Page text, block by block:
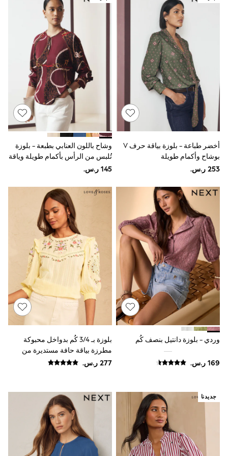
Sets & Outfits
Linen Collection
Swimwear & Beachwear
Tops & T-Shirts
Sandals & Sliders
Jumpsuits & Playsuits
Shorts & Skirts
Sun Safe
Sun Hats & Caps
Sunglasses
Women's Holiday Shop
Women's Travel Styles
Dresses
Occasionwear
Tops & T-Shirts
Cover Ups & Kaftans
Jumpsuits & Playsuits
Beachwear
Skirts
Trousers
Sunglasses
Sun Hats & Caps
Resort Styles
Boys' Holiday Shop
Boys' Travel Styles
Sunset Styles
Occasionwear
Sets & Outfits
Linen Collection
Tops & T-Shirts
Shirts
Polo Shirts
Swimwear
Shorts
Sandals & Clogs
Sun Hats & Caps
Sunglasses
Baby Holiday Shop
Baby Summer Nightwear
Occasionwear
Dresses
Sets & Outfits
أخضر طباعة - بلوزة بياقة حرف V
بوشاح وأكمام طويلة
وشاح باللون العنابي بطبعة - بلوزة
تُلبس من الرأس بأكمام طويلة وياقة
حرف V
وردي - بلوزة دانتيل بنصف كُم
بلوزة بـ 3/4 كُم بدواخل محبوكة
مطرزة بياقة حافة مستديرة من
Love & Roses
جديدنا